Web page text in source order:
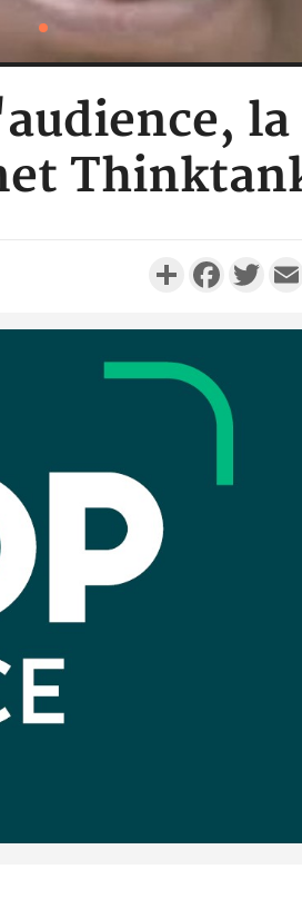
PartagerFacebook
Côte
réussi du